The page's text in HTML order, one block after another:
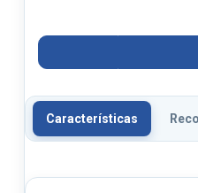
Características